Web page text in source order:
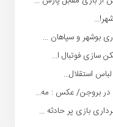
بوشهر و سپاهان ...
سازی فوتبال ا...
استقلال...
در بروجن/ عکس : مه...
بازی پر حادثه ...